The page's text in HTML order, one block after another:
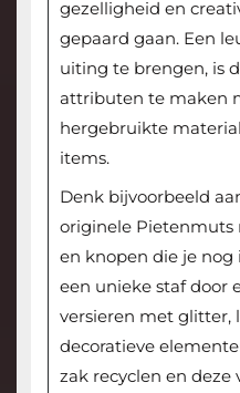
gezelligheid en
gepaard gaan. Een
uiting te brengen, is
attributen te maken
hergebruikte
items.
Denk bijvoorbeeld
originele Pietenmuts
en knopen die je
een unieke staf door
versieren met glitter,
decoratieve
zak recyclen en deze